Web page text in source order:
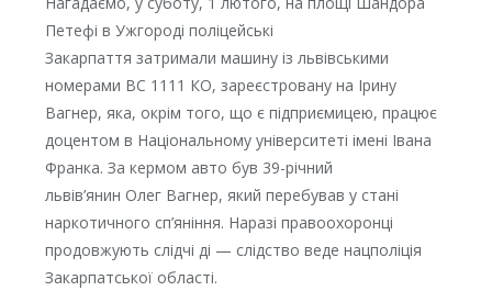
Петефі в Ужгороді поліцейські
Закарпаття затримали машину із львівськими
номерами ВС 1111 КО, зареєстровану на Ірину
Вагнер, яка, окрім того, що є підприємицею, працює
доцентом в Національному університеті імені Івана
Франка. За кермом авто був 39-річний
львів’янин Олег Вагнер, який перебував у стані
наркотичного сп’яніння. Наразі правоохоронці
продовжують слідчі ді — слідство веде нацполіція
Закарпатської області.